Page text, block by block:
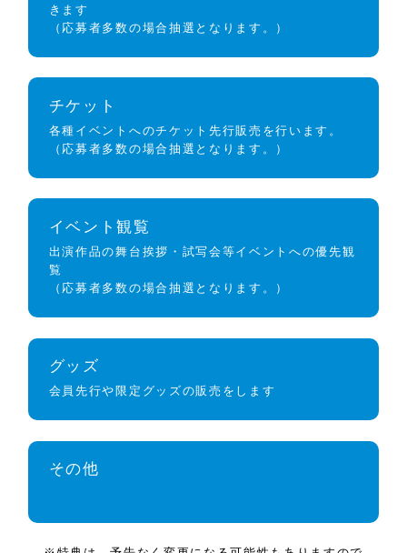
きます
（応募者多数の場合抽選となります。）
チケット
各種イベントへのチケット先行販売を行います。
（応募者多数の場合抽選となります。）
イベント観覧
出演作品の舞台挨拶・試写会等イベントへの優先観
覧
（応募者多数の場合抽選となります。）
グッズ
会員先行や限定グッズの販売をします
その他